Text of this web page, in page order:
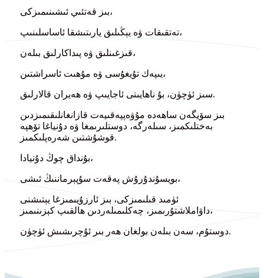
بىز قەتئىي ئىشىنىمىزكى،
تەتقىقات ۋە يېڭىلىق يارىتىشقا ئاساسلىنىپ،
قىزغىنلىق ۋە پىداكارلىق بىلەن،
يىپەك تۇيغۇسى ۋە مۇھىت ئاسراشتىن،
سىز ئۈچۈن، بۇ ناھايىتى ئاجايىپ ۋە ھەيران قالارلىق.
بىز سۆيگەن ساھەدە مۇۋەپپەقىيەت قازانغانلىقىمىزدىن
بەختلىكمىز، سىلەرگە، دوستلىرىمغا ۋە دۇنياغا تۆھپە
قوشۇشتىن شەرەپلىكمىز.
بۇنداق چوڭ دۇنيادا،
بويسۇندۇرۇش پەقەت سۇپېرماننىڭ ئىشى،
ئۈمىد قىلىمىزكى، بىز ئارزۇيىمىزغا يېتىشنى
داۋاملاشتۇرىمىز، چەكلىمىلەردىن ھالقىپ كېزىنىمىز،
دوستۇم، سەن بىلەن بولغان ھەر بىر ئۇچرىشىش ئۈچۈن.